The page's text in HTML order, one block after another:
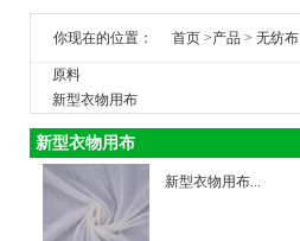
你现在的位置： 首页 >产品 > 无纺布
原料
新型衣物用布
新型衣物用布
新型衣物用布...